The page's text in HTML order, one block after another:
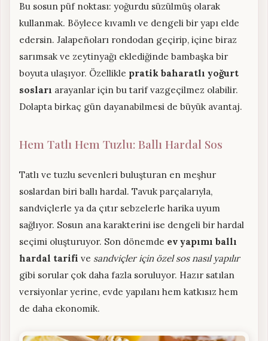
Bu sosun püf noktası: yoğurdu süzülmüş olarak
kullanmak. Böylece kıvamlı ve dengeli bir yapı elde
edersin. Jalapeñoları rondodan geçirip, içine biraz
sarımsak ve zeytinyağı eklediğinde bambaşka bir
boyuta ulaşıyor. Özellikle pratik baharatlı yoğurt
sosları arayanlar için bu tarif vazgeçilmez olabilir.
Dolapta birkaç gün dayanabilmesi de büyük avantaj.
Hem Tatlı Hem Tuzlu: Ballı Hardal Sos
Tatlı ve tuzlu sevenleri buluşturan en meşhur
soslardan biri ballı hardal. Tavuk parçalarıyla,
sandviçlerle ya da çıtır sebzelerle harika uyum
sağlıyor. Sosun ana karakterini ise dengeli bir hardal
seçimi oluşturuyor. Son dönemde ev yapımı ballı
hardal tarifi ve sandviçler için özel sos nasıl yapılır
gibi sorular çok daha fazla soruluyor. Hazır satılan
versiyonlar yerine, evde yapılanı hem katkısız hem
de daha ekonomik.